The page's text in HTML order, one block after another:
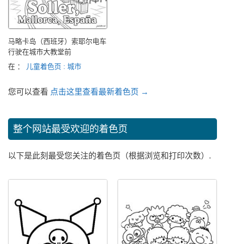
马略卡岛（西班牙）索耶尔电车
行驶在城市大教堂前
在 ：
儿童着色页 : 城市
您可以查看 点击这里查看最新着色页 →
整个网站最受欢迎的着色页
以下是此刻最受您关注的着色页（根据浏览和打印次数）.